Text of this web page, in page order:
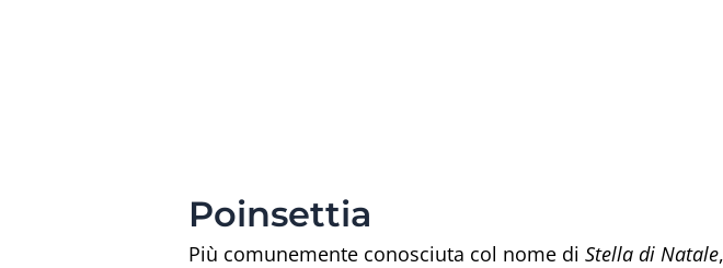
Poinsettia
Più comunemente conosciuta col nome di Stella di Natale